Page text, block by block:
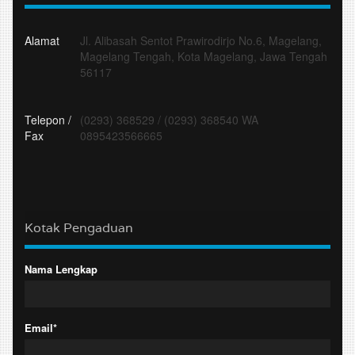
Alamat
Jl. Alibasah Sentot Prawirodirjo No.6, Magelang,
Magelang Tengah, Kota Magelang, Jawa Tengah
56117
Telepon /
Fax
(0293) 368529 / (0293) 368540 WA
0895423566665
Kotak Pengaduan
Nama Lengkap
Email*